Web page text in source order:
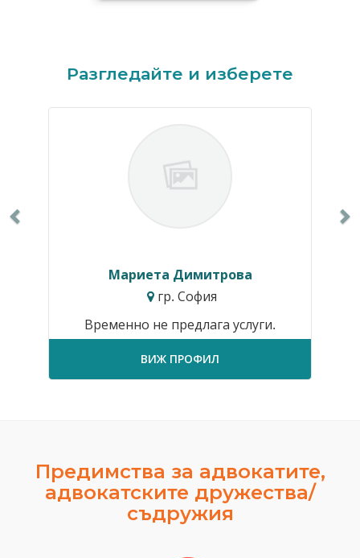
Разгледайте и изберете
Мариета Димитрова
гр. София
Временно не предлага услуги.
ВИЖ ПРОФИЛ
Предимства за адвокатите,
адвокатските дружества/
съдружия